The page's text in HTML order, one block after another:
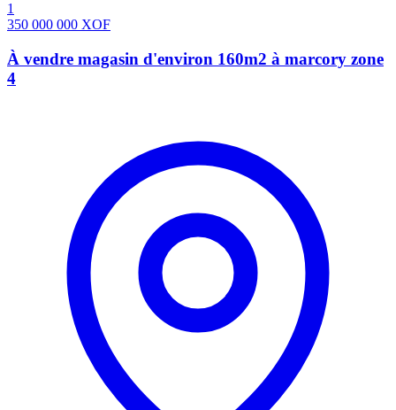
1
350 000 000 XOF
À vendre magasin d'environ 160m2 à marcory zone
4